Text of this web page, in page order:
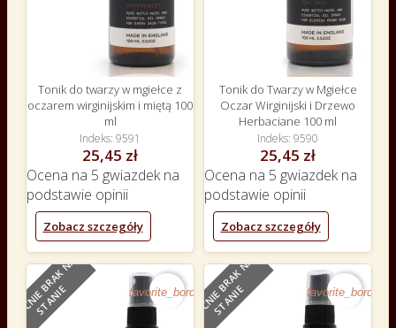
Tonik do twarzy w mgiełce z
oczarem wirginijskim i miętą 100
ml
Indeks 9591
25,45 zł
Ocena na 5 gwiazdek na
podstawie opinii
Zobacz szczegóły
Tonik do Twarzy w Mgiełce
Oczar Wirginijski i Drzewo
Herbaciane 100 ml
Indeks 9590
25,45 zł
Ocena na 5 gwiazdek na
podstawie opinii
Zobacz szczegóły
NOWY
O
B
E
C
N
I
E
B
R
A
K
N
A
S
T
A
N
I
E favorite_borderNOWY
O
B
E
C
N
I
E
B
R
A
K
N
A
S
T
A
N
I
E favorite_border